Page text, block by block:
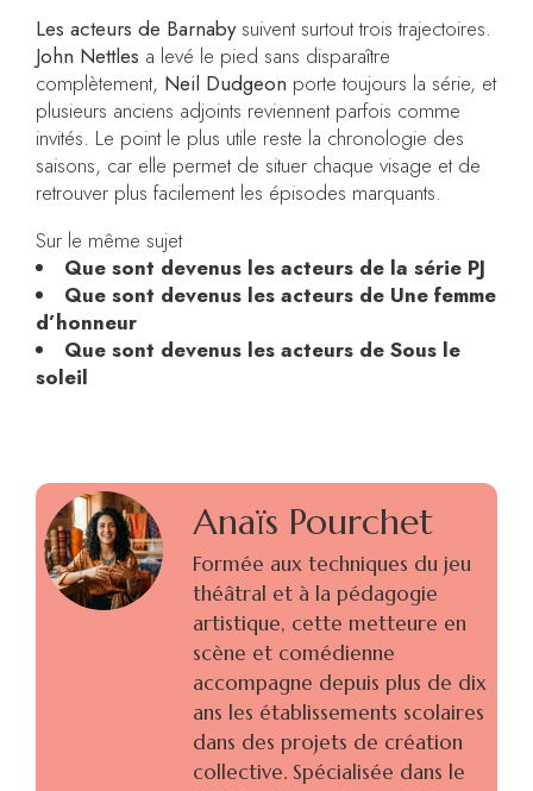
Les acteurs de Barnabysuivent surtout trois trajectoires.
John Nettles a levé le pied sans disparaître
complètement, Neil Dudgeon porte toujours la série, et
plusieurs anciens adjoints reviennent parfois comme
invités. Le point le plus utile reste la chronologie des
saisons, car elle permet de situer chaque visage et de
retrouver plus facilement les épisodes marquants.
Sur le même sujet
Que sont devenus les acteurs de la série PJ
Que sont devenus les acteurs de Une femme
d’honneur
Que sont devenus les acteurs de Sous le
soleil
Anaïs Pourchet
Formée aux techniques du jeu
théâtral et à la pédagogie
artistique, cette metteure en
scène et comédienne
accompagne depuis plus de dix
ans les établissements scolaires
dans des projets de création
collective. Spécialisée dans le